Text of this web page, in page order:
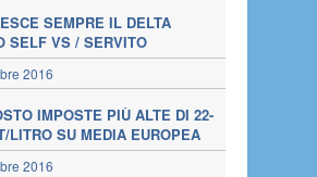
SEMPRE IL DELTA
SELF VS / SERVITO
2016
IMPOSTE PIÙ ALTE DI 22-
LITRO SU MEDIA EUROPEA
2016